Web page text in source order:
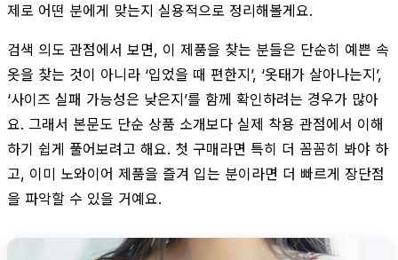
제로 어떤 분에게 맞는지 실용적으로 정리해볼게요.
검색 의도 관점에서 보면, 이 제품을 찾는 분들은 단순히 예쁜 속
옷을 찾는 것이 아니라 ‘입었을 때 편한지’, ‘옷태가 살아나는지’,
‘사이즈 실패 가능성은 낮은지’를 함께 확인하려는 경우가 많아
요. 그래서 본문도 단순 상품 소개보다 실제 착용 관점에서 이해
하기 쉽게 풀어보려고 해요. 첫 구매라면 특히 더 꼼꼼히 봐야 하
고, 이미 노와이어 제품을 즐겨 입는 분이라면 더 빠르게 장단점
을 파악할 수 있을 거예요.